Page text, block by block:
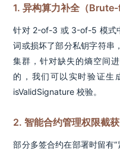
1. 异构算力补全（
针对 2-of-3 或 3-of-5 模式
词或损坏了部分私钥字符串
集群，针对缺失的熵空间
的，我们可以实时验证生
isValidSignature 校验。
2. 智能合约管理权限截
部分多签合约在部署时留有“